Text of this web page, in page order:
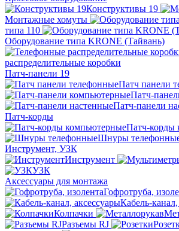
Конструктивы 19
Монтажные хомуты
типа 110
Оборудование типа KRONE (Тайвань)
распределительные коробки
Патч-панели 19
Патч панели
Патч-
Патч-панели
Патч-корды
Патч-корды
Шнуры
Инструмент, УЗК
Инструмент
УЗК
Аксессуары для монтажа
Гофротруба,
Кабель-
Колпачки
Разъемы RJ